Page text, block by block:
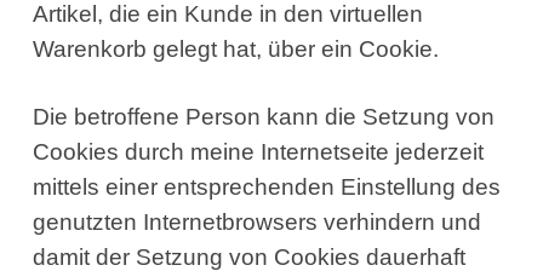
Artikel, die ein Kunde in den virtuellen
Warenkorb gelegt hat, über ein Cookie.
Die betroffene Person kann die Setzung von
Cookies durch meine Internetseite jederzeit
mittels einer entsprechenden Einstellung des
genutzten Internetbrowsers verhindern und
damit der Setzung von Cookies dauerhaft